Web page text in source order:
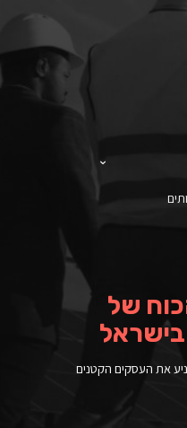
של
את העסקים הקטנים